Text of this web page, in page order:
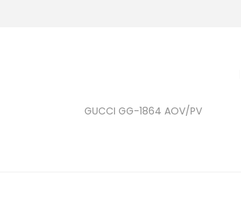
GUCCI GG-1864 AOV/PV